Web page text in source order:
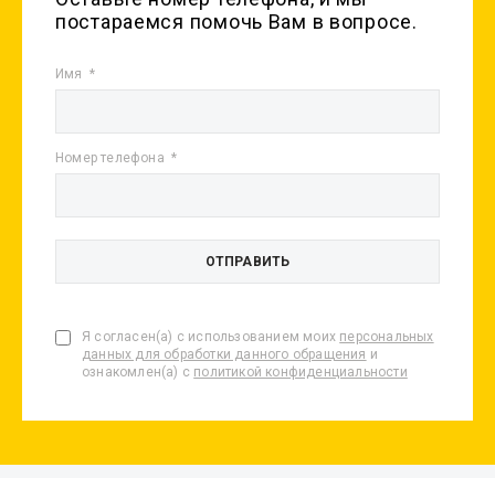
постараемся помочь Вам в вопросе.
Имя
Номер телефона
Я согласен(а) с использованием моих персональных
данных для обработки данного обращения и
ознакомлен(а) с политикой конфиденциальности